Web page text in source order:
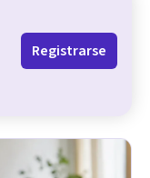
Registrarse